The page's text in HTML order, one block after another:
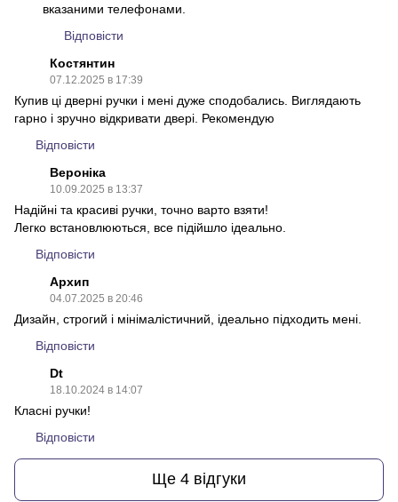
вказаними телефонами.
Відповісти
Костянтин
07.12.2025 в 17:39
Купив ці дверні ручки і мені дуже сподобались. Виглядають
гарно і зручно відкривати двері. Рекомендую
Відповісти
Вероніка
10.09.2025 в 13:37
Надійні та красиві ручки, точно варто взяти!
Легко встановлюються, все підійшло ідеально.
Відповісти
Архип
04.07.2025 в 20:46
Дизайн, строгий і мінімалістичний, ідеально підходить мені.
Відповісти
Dt
18.10.2024 в 14:07
Класні ручки!
Відповісти
Ще 4 відгуки